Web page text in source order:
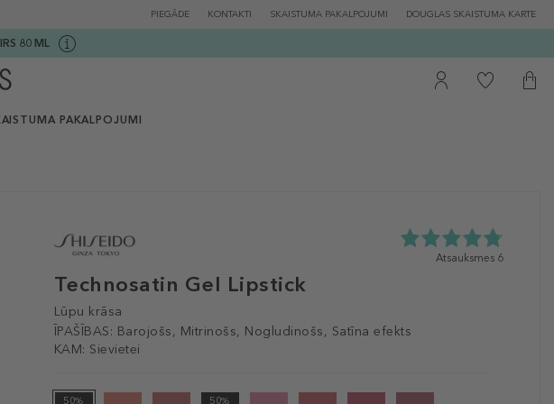
PIEGĀDE KONTAKTI SKAISTUMA PAKALPOJUMI DOUGLAS SKAISTUMA KARTE
80 ML
PAKALPOJUMI
Technosatin Gel Lipstick
Lūpu krāsa
ĪPAŠĪBAS: Barojošs, Mitrinošs, Nogludinošs, Satīna efekts
KAM: Sievietei
4.8
Atsauksmes 6
50% 50%